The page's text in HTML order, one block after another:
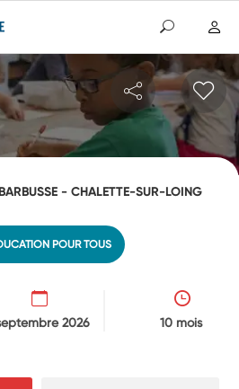
- CHALETTE-SUR-LOING
POUR TOUS
2026 10 mois